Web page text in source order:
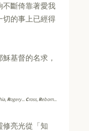
不斷倚靠著愛我
切的事上已經得
基督的名求，
Rogery... Cross, Reborn...
修亮光從「知